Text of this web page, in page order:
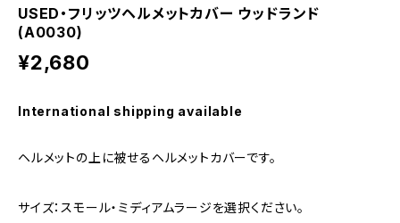
USED・フリッツヘルメットカバー ウッドランド
(A0030)
¥2,680
International shipping available
ヘルメットの上に被せるヘルメットカバーです。
サイズ：スモール・ミディアムラージを選択ください。